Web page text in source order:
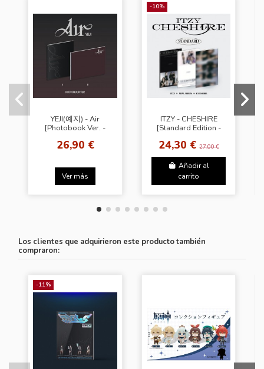
YEJI(예지) - Air
[Photobook Ver. -
26,90 €
Ver más
-10%
ITZY - CHESHIRE
[Standard Edition -
24,30 €27,00 €
Añadir al
carrito
Los clientes que adquirieron este producto también
compraron:
-11%